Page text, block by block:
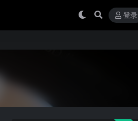
登录